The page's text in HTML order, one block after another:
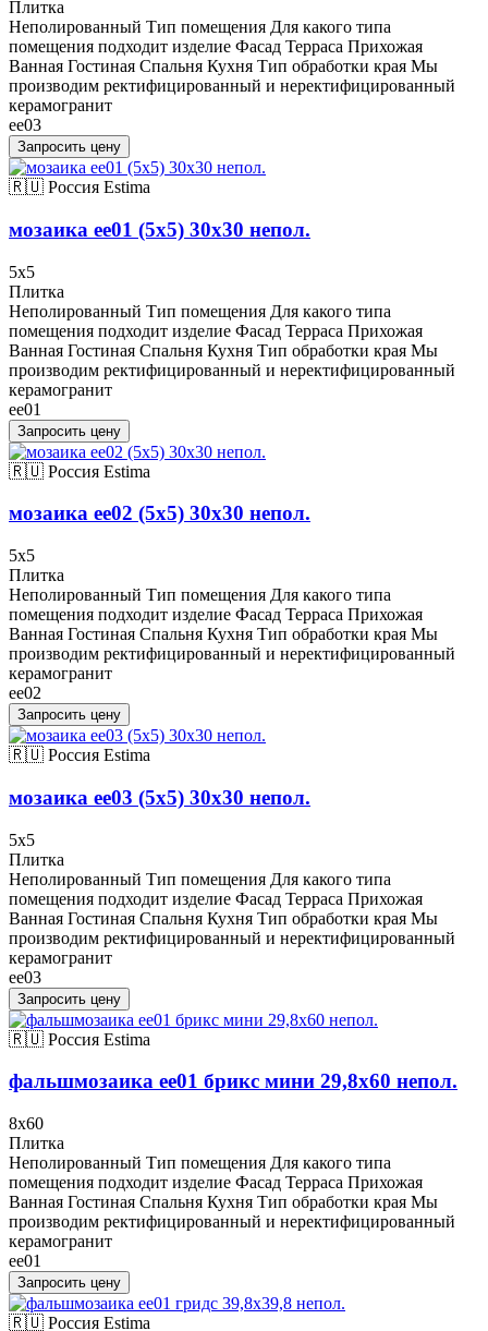
Плитка
Неполированный Тип помещения Для какого типа
помещения подходит изделие Фасад Терраса Прихожая
Ванная Гостиная Спальня Кухня Тип обработки края Мы
производим ректифицированный и неректифицированный
керамогранит
ee03
Запросить цену
🇷🇺 Россия Estima
мозаика ee01 (5х5) 30x30 непол.
5x5
Плитка
Неполированный Тип помещения Для какого типа
помещения подходит изделие Фасад Терраса Прихожая
Ванная Гостиная Спальня Кухня Тип обработки края Мы
производим ректифицированный и неректифицированный
керамогранит
ee01
Запросить цену
🇷🇺 Россия Estima
мозаика ee02 (5х5) 30x30 непол.
5x5
Плитка
Неполированный Тип помещения Для какого типа
помещения подходит изделие Фасад Терраса Прихожая
Ванная Гостиная Спальня Кухня Тип обработки края Мы
производим ректифицированный и неректифицированный
керамогранит
ee02
Запросить цену
🇷🇺 Россия Estima
мозаика ee03 (5х5) 30x30 непол.
5x5
Плитка
Неполированный Тип помещения Для какого типа
помещения подходит изделие Фасад Терраса Прихожая
Ванная Гостиная Спальня Кухня Тип обработки края Мы
производим ректифицированный и неректифицированный
керамогранит
ee03
Запросить цену
🇷🇺 Россия Estima
фальшмозаика ee01 брикс мини 29,8x60 непол.
8x60
Плитка
Неполированный Тип помещения Для какого типа
помещения подходит изделие Фасад Терраса Прихожая
Ванная Гостиная Спальня Кухня Тип обработки края Мы
производим ректифицированный и неректифицированный
керамогранит
ee01
Запросить цену
🇷🇺 Россия Estima